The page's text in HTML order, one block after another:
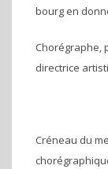
bourg en
Chorégraphe,
directrice
Créneau du